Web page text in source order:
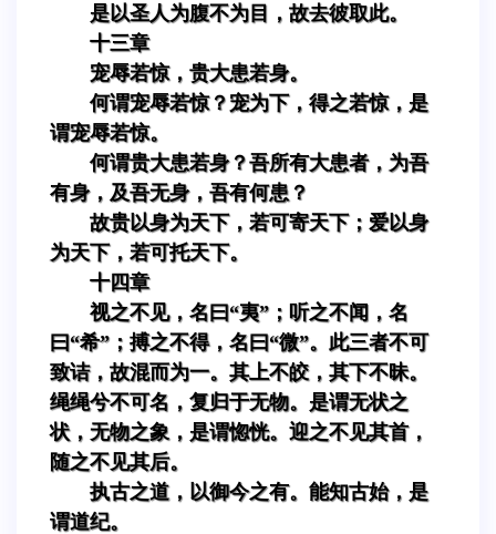
是以圣人为腹不为目，故去彼取此。
十三章
宠辱若惊，贵大患若身。
何谓宠辱若惊？宠为下，得之若惊，是
谓宠辱若惊。
何谓贵大患若身？吾所有大患者，为吾
有身，及吾无身，吾有何患？
故贵以身为天下，若可寄天下；爱以身
为天下，若可托天下。
十四章
视之不见，名曰“夷”；听之不闻，名
曰“希”；搏之不得，名曰“微”。此三者不可
致诘，故混而为一。其上不皎，其下不昧。
绳绳兮不可名，复归于无物。是谓无状之
状，无物之象，是谓惚恍。迎之不见其首，
随之不见其后。
执古之道，以御今之有。能知古始，是
谓道纪。